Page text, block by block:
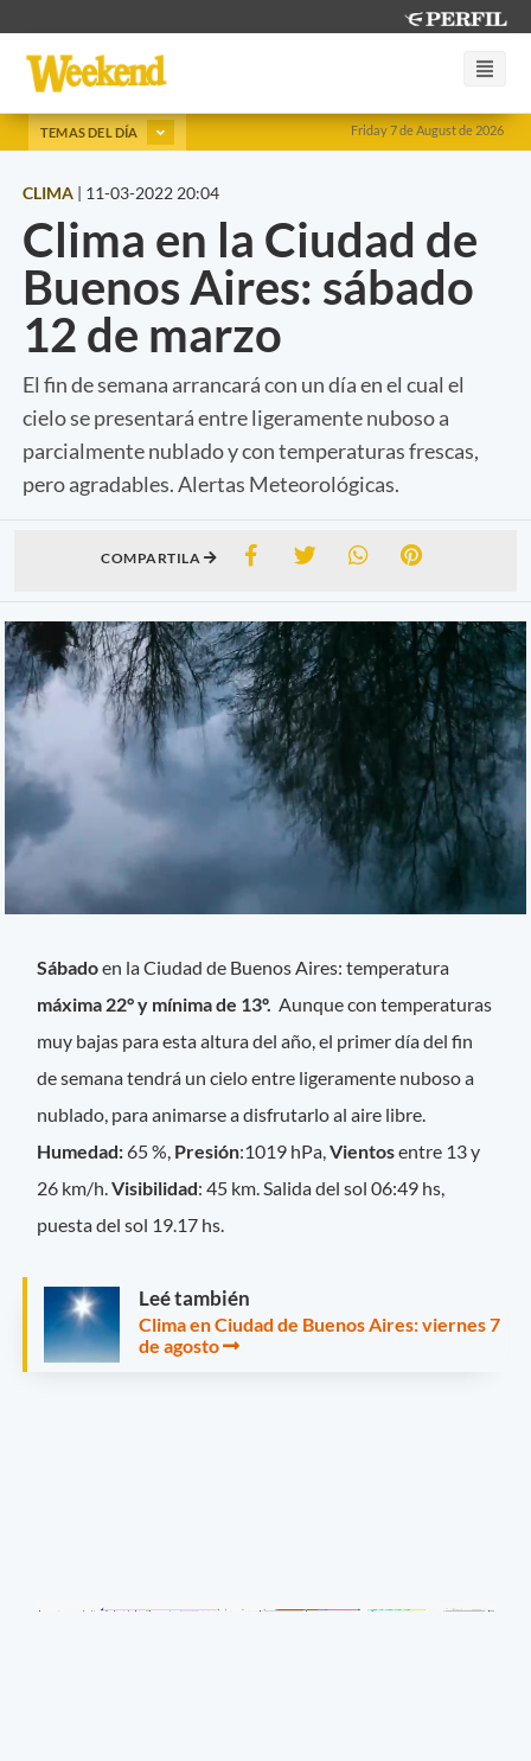
Friday 7 de August de 2026
TEMAS DEL DÍA
CLIMA | 11-03-2022 20:04
Clima en la Ciudad de
Buenos Aires: sábado
12 de marzo
El fin de semana arrancará con un día en el cual el
cielo se presentará entre ligeramente nuboso a
parcialmente nublado y con temperaturas frescas,
pero agradables. Alertas Meteorológicas.
COMPARTILA
Sábadoen la Ciudad de Buenos Aires: temperatura
máxima 22° y mínima de 13º. Aunque con temperaturas
muy bajas para esta altura del año, el primer día del fin
de semana tendrá un cielo entre ligeramente nuboso a
nublado, para animarse a disfrutarlo al aire libre.
Humedad:65 %, Presión:1019 hPa,Vientosentre 13 y
26 km/h. Visibilidad: 45 km. Salida del sol 06:49 hs,
puesta del sol 19.17 hs.
Leé también
Clima en Ciudad de Buenos Aires: viernes 7
de agosto